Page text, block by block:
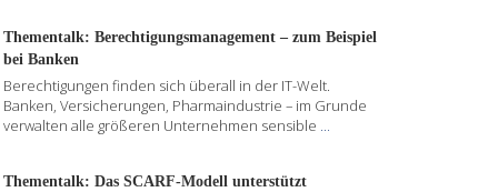
Thementalk: Berechtigungsmanagement – zum Beispiel
bei Banken
Berechtigungen finden sich überall in der IT-Welt.
Banken, Versicherungen, Pharmaindustrie – im Grunde
verwalten alle größeren Unternehmen sensible
Thementalk: Das SCARF-Modell unterstützt